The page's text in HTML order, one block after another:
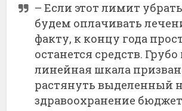
– Если этот лимит
будем оплачивать
факту, к концу года
останется средств. Грубо
линейная шкала
растянуть выделенный
здравоохранение бюджет